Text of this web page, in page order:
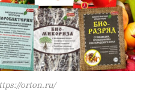
orton.ru/